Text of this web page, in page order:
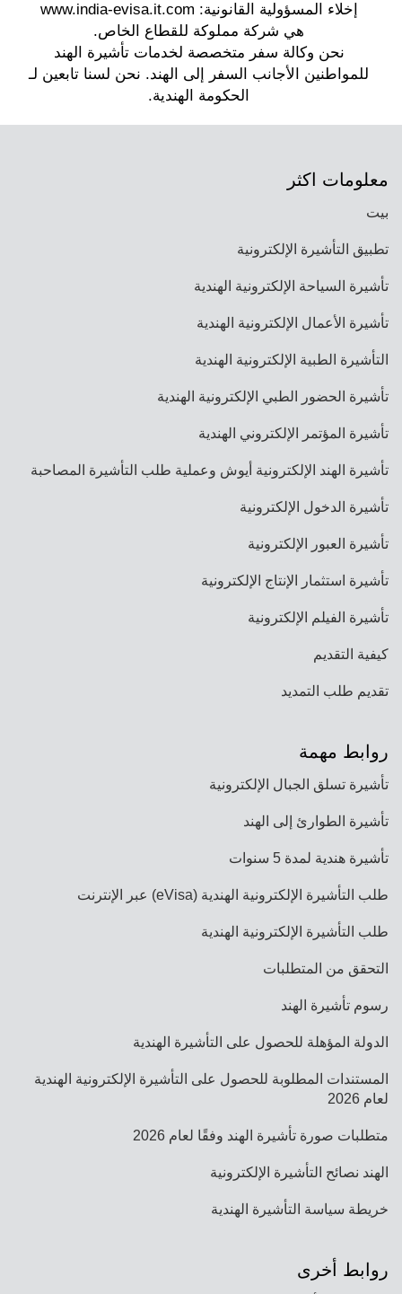
المعالجة السريعة لطلب التأشيرة. كلا الرسوم غير قابلة
للاسترداد وضرورية لعملية طلب التأشيرة.
الطلب، وتوفير تفاصيل تأشيرة e-Ayush/e-Ayush
المصاحبة، والإجابة على الأسئلة الإضافية، وتحميل
الصور والمستندات المطلوبة، وتأكيد التفاصيل، ودفع
رسوم التأشيرة عبر الإنترنت. تضمن هذه العملية خطوة
بخطوة تقديم طلب شامل ومبسط للمتقدمين.
معلومات اكثر
بيت
تطبيق التأشيرة الإلكترونية
تأشيرة السياحة الإلكترونية الهندية
تأشيرة الأعمال الإلكترونية الهندية
التأشيرة الطبية الإلكترونية الهندية
تأشيرة الحضور الطبي الإلكترونية الهندية
تأشيرة المؤتمر الإلكتروني الهندية
تأشيرة الهند الإلكترونية أيوش وعملية طلب التأشيرة المصاحبة
تأشيرة الدخول الإلكترونية
تأشيرة العبور الإلكترونية
تأشيرة استثمار الإنتاج الإلكترونية
تأشيرة الفيلم الإلكترونية
كيفية التقديم
تقديم طلب التمديد
روابط مهمة
تأشيرة تسلق الجبال الإلكترونية
تأشيرة الطوارئ إلى الهند
تأشيرة هندية لمدة 5 سنوات
طلب التأشيرة الإلكترونية الهندية (eVisa) عبر الإنترنت
طلب التأشيرة الإلكترونية الهندية
التحقق من المتطلبات
رسوم تأشيرة الهند
الدولة المؤهلة للحصول على التأشيرة الهندية
المستندات المطلوبة للحصول على التأشيرة الإلكترونية الهندية
لعام 2026
متطلبات صورة تأشيرة الهند وفقًا لعام 2026
الهند نصائح التأشيرة الإلكترونية
خريطة سياسة التأشيرة الهندية
روابط أخرى